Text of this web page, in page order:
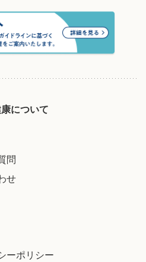
について
問
せ
ーポリシー